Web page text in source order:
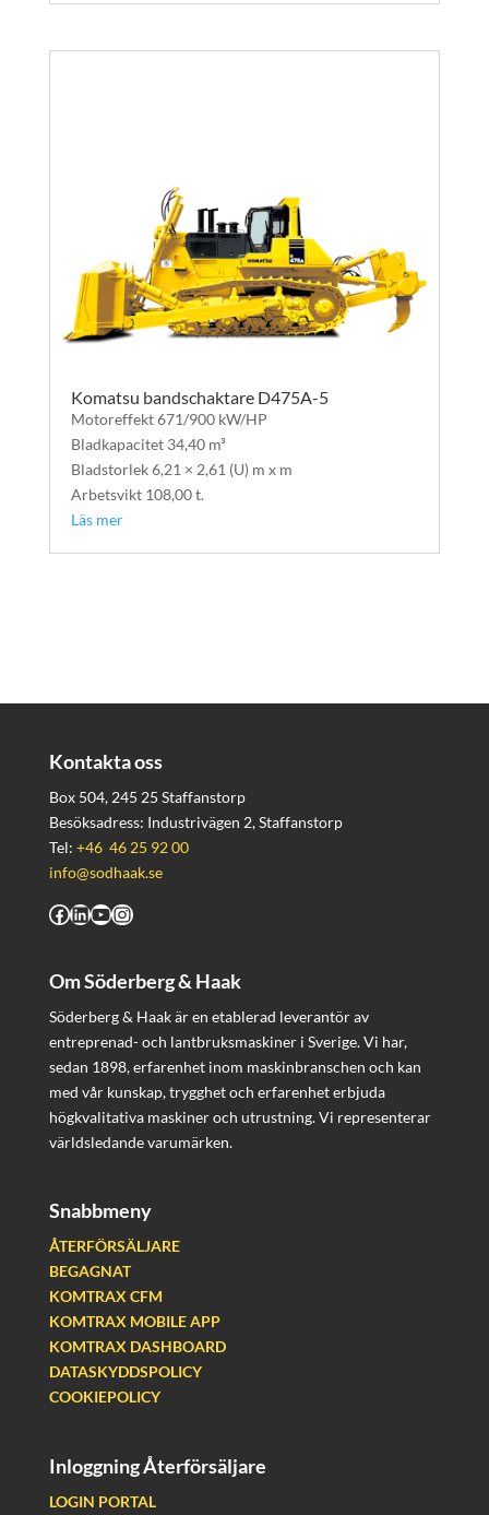
Komatsu bandschaktare D475A-5
Motoreffekt 671/900 kW/HP
Bladkapacitet 34,40 m³
Bladstorlek 6,21 × 2,61 (U) m x m
Arbetsvikt 108,00 t.
Läs mer
Kontakta oss
Box 504, 245 25 Staffanstorp
Besöksadress: Industrivägen 2, Staffanstorp
Tel: +46 46 25 92 00
info@sodhaak.se
Facebook
LinkedIn
YouTube
Instagram
Om Söderberg & Haak
Söderberg & Haak är en etablerad leverantör av
entreprenad- och lantbruksmaskiner i Sverige. Vi har,
sedan 1898, erfarenhet inom maskinbranschen och kan
med vår kunskap, trygghet och erfarenhet erbjuda
högkvalitativa maskiner och utrustning. Vi representerar
världsledande varumärken.
Snabbmeny
ÅTERFÖRSÄLJARE
BEGAGNAT
KOMTRAX CFM
KOMTRAX MOBILE APP
KOMTRAX DASHBOARD
DATASKYDDSPOLICY
COOKIEPOLICY
Inloggning Återförsäljare
LOGIN PORTAL